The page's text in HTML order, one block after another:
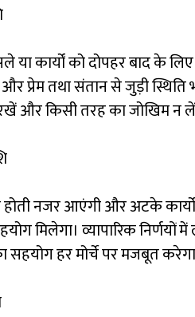
या कार्यों को दोपहर बाद के
प्रेम तथा संतान से जुड़ी स्थिति
और किसी तरह का जोखिम न लें।
नजर आएंगी और अटके कार्यों
मिलेगा। व्यापारिक
सहयोग हर मोर्चे पर मजबूत